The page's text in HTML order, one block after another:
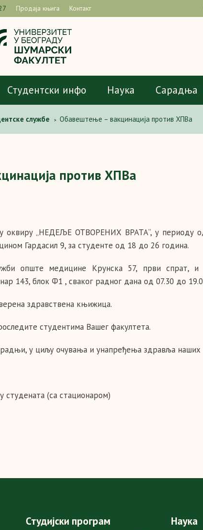
Продаја књига Контакт
Студентски инфо Наука Сарадња
службе > Обавештење – вакцинација против ХПВа
против ХПВа
оквиру „НЕДЕЉЕ ОТВОРЕНИХ ВРАТА“, у периоду
Гардасил 9, за студенте од 18 до 26 година.
опште медицине Крунска 57, први спрат, и
143, блок Ф1 , сваког радног дана од 07.30 до
здравствена књижица.
студентима Вашег факултета.
у циљу очувањa и унапређењa здравља наших
студената (са стационаром)
Студијски програм Наука